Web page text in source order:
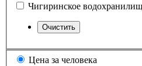
Чигиринское
Цена за человека